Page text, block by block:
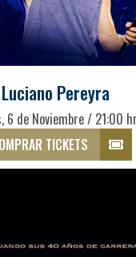
Luciano Pereyra
6 de Noviembre / 21:00
TICKETS